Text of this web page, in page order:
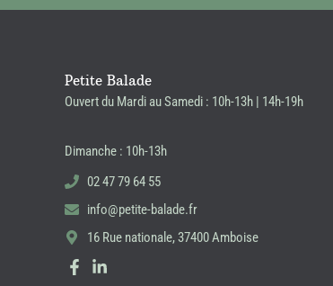
Petite Balade
Ouvert du Mardi au Samedi : 10h-13h | 14h-19h
Dimanche : 10h-13h
02 47 79 64 55
info@petite-balade.fr
16 Rue nationale, 37400 Amboise